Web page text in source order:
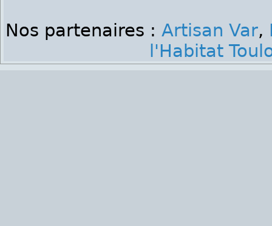
Nos partenaires : Artisan Var,
l'Habitat